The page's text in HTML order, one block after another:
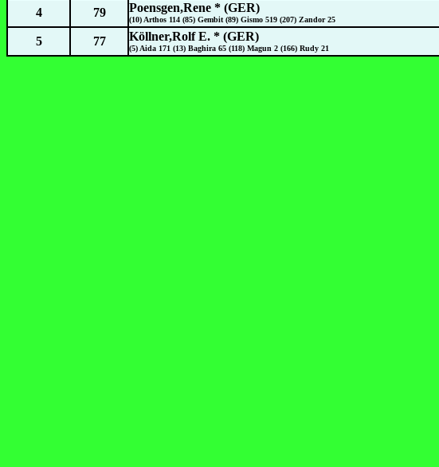
4 79 Poensgen,Rene * (GER)
(10) Arthos 114 (85) Gembit (89) Gismo 519 (207) Zandor 25
5 77 Köllner,Rolf E. * (GER)
(5) Aida 171 (13) Baghira 65 (118) Magun 2 (166) Rudy 21